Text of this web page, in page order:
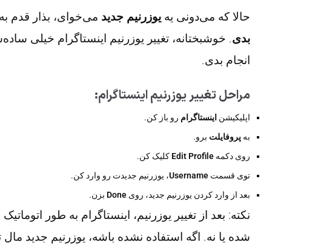
حالا که می‌دونی یه یوزرنیم جدید می‌خوای، بذار قدم
بدی. خوشبختانه، تغییر یوزرنیم اینستاگرام خیلی
انجام بدی.
مراحل تغییر یوزرنیم اینستاگرام:
اپلیکیشن اینستاگرام رو باز کن.
به پروفایلت برو.
روی دکمه Edit Profile کلیک کن.
توی قسمت Username، یوزرنیم جدیدت رو وارد کن.
بعد از وارد کردن یوزرنیم جدید، روی Done بزن.
نکته: بعد از تغییر یوزرنیم، اینستاگرام به طور
شده یا نه. اگه استفاده نشده باشه، یوزرنیم جدید